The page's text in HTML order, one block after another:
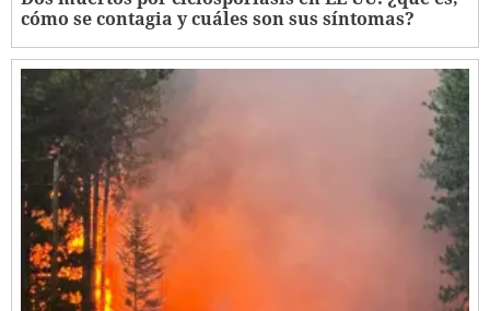
cómo se contagia y cuáles son sus síntomas?